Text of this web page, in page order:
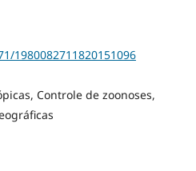
1980082711820151096
Controle de zoonoses,